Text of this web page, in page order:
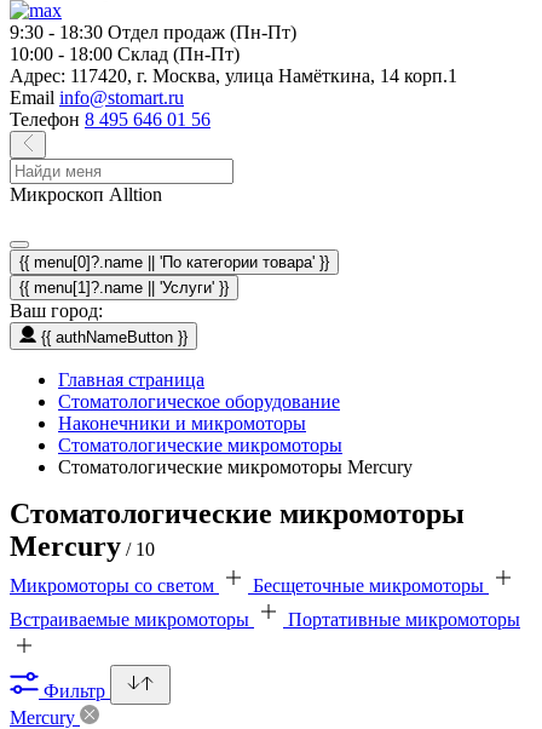
9:30 - 18:30 Отдел продаж (Пн-Пт)
10:00 - 18:00 Склад (Пн-Пт)
Адрес: 117420, г. Москва, улица Намёткина, 14 корп.1
Email info@stomart.ru
Телефон 8 495 646 01 56
Микроскоп Alltion
{{ menu[0]?.name || 'По категории товара' }}
{{ menu[1]?.name || 'Услуги' }}
Ваш город:
{{ authNameButton }}
Главная страница
Стоматологическое оборудование
Наконечники и микромоторы
Стоматологические микромоторы
Стоматологические микромоторы Mercury
Стоматологические микромоторы
Mercury / 10
Микромоторы со светом
Бесщеточные микромоторы
Встраиваемые микромоторы
Портативные микромоторы
Фильтр
Mercury